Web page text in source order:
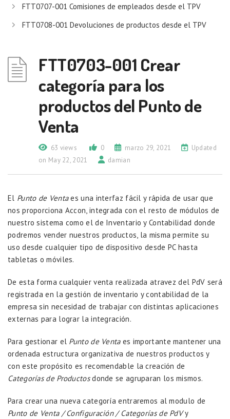
FTT0707-001 Comisiones de empleados desde el TPV
FTT0708-001 Devoluciones de productos desde el TPV
FTT0703-001 Crear
categoría para los
productos del Punto de
Venta
63 views 0 marzo 29, 2021
Updated
on May 22, 2021
damian
El Punto de Ventaes una interfaz fácil y rápida de usar que
nos proporciona Accon, integrada con el resto de módulos de
nuestro sistema como el de Inventario y Contabilidad donde
podremos vender nuestros productos, la misma permite su
uso desde cualquier tipo de dispositivo desde PC hasta
tabletas o móviles.
De esta forma cualquier venta realizada atravez del PdV será
registrada en la gestión de inventario y contabilidad de la
empresa sin necesidad de trabajar con distintas aplicaciones
externas para lograr la integración.
Para gestionar el Punto de Ventaes importante mantener una
ordenada estructura organizativa de nuestros productos y
con este propósito es recomendable la creación de
Categorías de Productosdonde se agruparan los mismos.
Para crear una nueva categoría entraremos al modulo de
Punto de Venta / Configuración / Categorías de PdVy